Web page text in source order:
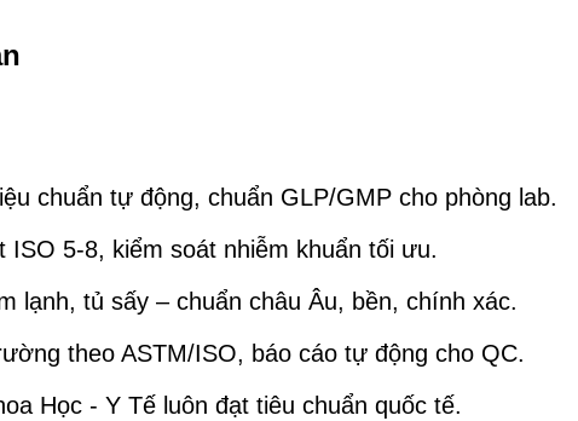
chuẩn tự động, chuẩn GLP/GMP cho phòng lab.
ISO 5-8, kiểm soát nhiễm khuẩn tối ưu.
lạnh, tủ sấy – chuẩn châu Âu, bền, chính xác.
theo ASTM/ISO, báo cáo tự động cho QC.
Học - Y Tế luôn đạt tiêu chuẩn quốc tế.